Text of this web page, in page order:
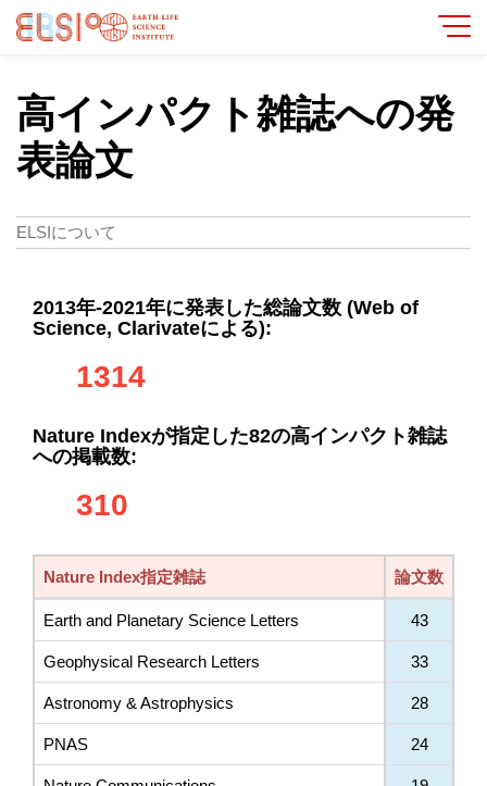
高インパクト雑誌への発
表論文
ELSIについて
2013年-2021年に発表した総論文数 (Web of
Science, Clarivateによる):
1314
Nature Indexが指定した82の高インパクト雑誌
への掲載数:
310
Nature Index指定雑誌 論文数
Earth and Planetary Science Letters 43
Geophysical Research Letters 33
Astronomy & Astrophysics 28
PNAS 24